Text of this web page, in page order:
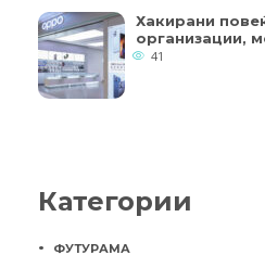
Хакирани
организации,
41
Категории
ФУТУРАМА